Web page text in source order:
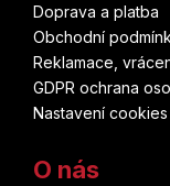
Doprava a platba
Obchodní
Reklamace,
GDPR ochrana
Nastavení cookies
O nás